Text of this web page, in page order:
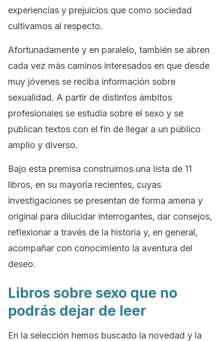
experiencias y prejuicios que como sociedad
cultivamos al respecto.
Afortunadamente y en paralelo, también se abren
cada vez más caminos interesados en que desde
muy jóvenes se reciba información sobre
sexualidad. A partir de distintos ámbitos
profesionales se estudia sobre el sexo y se
publican textos con el fin de llegar a un público
amplio y diverso.
Bajo esta premisa construimos una lista de 11
libros, en su mayoría recientes, cuyas
investigaciones se presentan de forma amena y
original para dilucidar interrogantes, dar consejos,
reflexionar a través de la historia y, en general,
acompañar con conocimiento la aventura del
deseo.
Libros sobre sexo que no
podrás dejar de leer
En la selección hemos buscado la novedad y la